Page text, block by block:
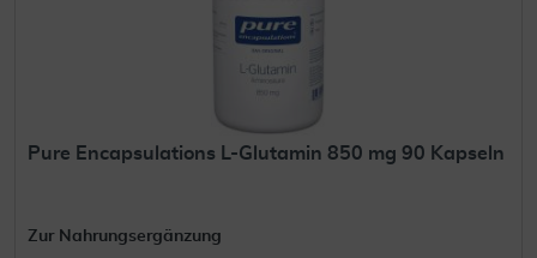
Pure Encapsulations L-Glutamin 850 mg 90 Kapseln
Zur Nahrungsergänzung